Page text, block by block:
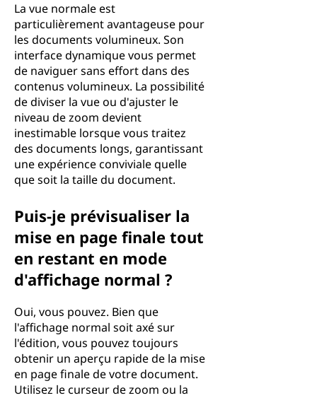
La vue normale est
particulièrement avantageuse pour
les documents volumineux. Son
interface dynamique vous permet
de naviguer sans effort dans des
contenus volumineux. La possibilité
de diviser la vue ou d'ajuster le
niveau de zoom devient
inestimable lorsque vous traitez
des documents longs, garantissant
une expérience conviviale quelle
que soit la taille du document.
Puis-je prévisualiser la
mise en page finale tout
en restant en mode
d'affichage normal ?
Oui, vous pouvez. Bien que
l'affichage normal soit axé sur
l'édition, vous pouvez toujours
obtenir un aperçu rapide de la mise
en page finale de votre document.
Utilisez le curseur de zoom ou la